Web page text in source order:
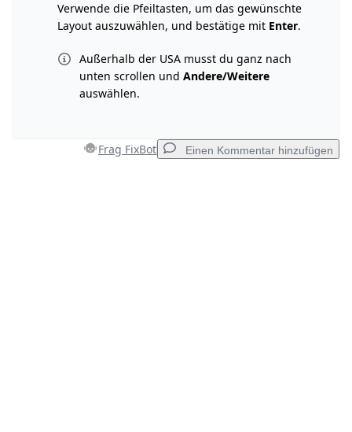
Verwende die Pfeiltasten, um das gewünschte
Layout auszuwählen, und bestätige mit Enter.
Außerhalb der USA musst du ganz nach
unten scrollen und Andere/Weitere
auswählen.
Frag FixBot Einen Kommentar hinzufügen